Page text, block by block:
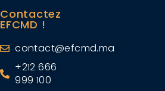
Contactez
EFCMD !
contact@efcmd.ma
+212 666
999 100